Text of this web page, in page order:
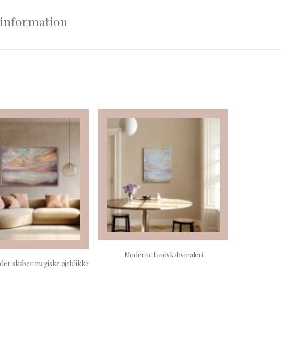
LÆS MERE
skaber magiske øjeblikke
LÆS MERE
Moderne landskabsmaleri